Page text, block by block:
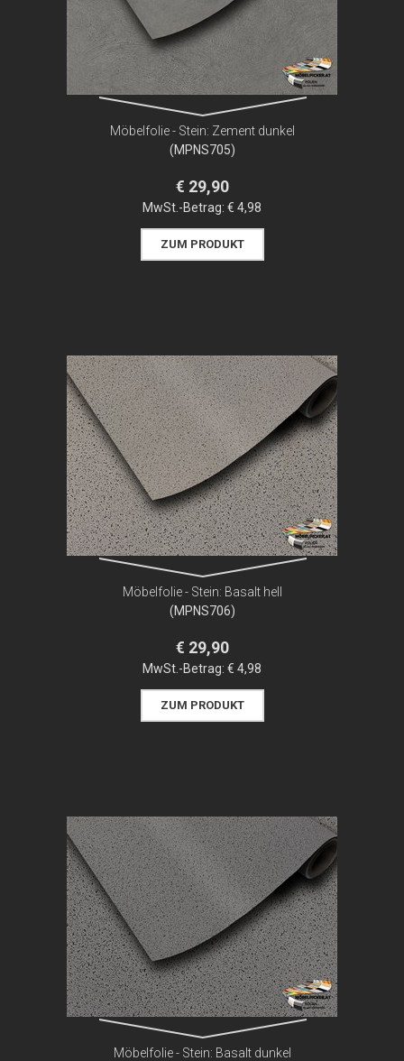
Möbelfolie - Stein: Zement dunkel
(MPNS705)
€ 29,90
MwSt.-Betrag: € 4,98
ZUM PRODUKT
Möbelfolie - Stein: Basalt hell
(MPNS706)
€ 29,90
MwSt.-Betrag: € 4,98
ZUM PRODUKT
Möbelfolie - Stein: Basalt dunkel